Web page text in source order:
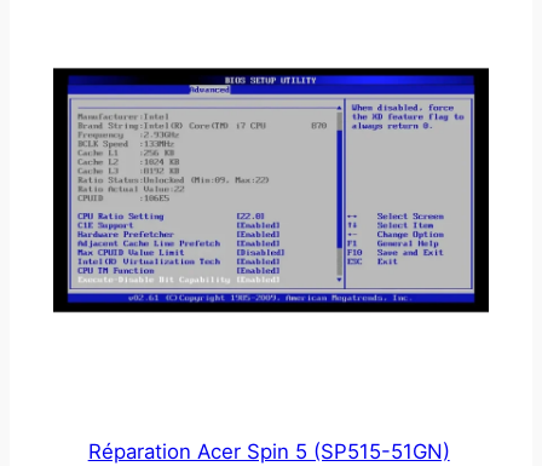
Réparation Acer Spin 5 (SP515-51GN)